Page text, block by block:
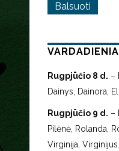
Rugpjūčio 8 d. –
Dainys, Dainora,
Rugpjūčio 9 d. –
Pilėnė, Rolanda,
Virginija, Virginijus.